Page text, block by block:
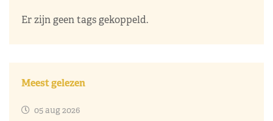
Er zijn geen tags gekoppeld.
Meest gelezen
05 aug 2026